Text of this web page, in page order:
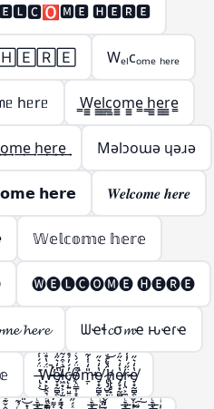
🅷🅴🆁🅴
Wₑₗcₒₘₑ ₕₑᵣₑ
hᥱrᥱ ̳W̳̳e̳̳l̳̳c̳̳o̳̳m̳̳e̳ ̳h̳̳e̳̳r̳̳e̳
h͢e͢r͢e͢ Mǝlɔoɯǝ ɥǝɹǝ
𝗵𝗲𝗿𝗲 𝑾𝒆𝒍𝒄𝒐𝒎𝒆 𝒉𝒆𝒓𝒆
𝕎𝕖𝕝𝕔𝕠𝕞𝕖 𝕙𝕖𝕣𝕖
🅦🅔🅛🅒🅞🅜🅔 🅗🅔🅡🅔
𝓱𝓮𝓻𝓮 ᗯҽɬ𝓬σ𝓶ҽ ԋҽɾҽ
̶̢̹͑̈́́̍́͌͘͜Ẅ̶̵̛͓̙̣̯͉̳̣́̔̊̋̃̔̋̍̿̀͒̕̚͠͝e̸̵̞͙̰̻̭̖̭͓̫͔̩̔̒͛̋͑̅̍͐̚͜l̷̶͖͙͕̦̫̺̣̙̳͚̄̇͒́͂̈́͆̇͑͗̽͘͘c̸̵̨̜͍̤͍͍͖̦͎̓́̓́̊̊̆̈̑̀̊͐́ǫ̸̴̤̳̩̝̭̗͉̣̱̦͒̈́́̀͒̅̽̿̽͘̚m̵̵̱̣̎̒̍̾̃̔̋̍̿̀͒̕͝e̸̞͙̰̻̭̖̭͓̫̔̒͛̋͜ ̷̢̡̺̥͎̝͈̬͈̳̈́̔͑͝h̸̵̢̢̥̟̤̜̺̳̣̔͑̊̇̀̏̈́̍̋̄̃̔̋̍̿̀͒͝ͅe̸̷̡̞͙̰̻̭̖̭͓̫̭̱̬̔̒͛̋͐̏͊͜͠͝ŗ̷̵̢̤͕̼̣̈̋́̓̾̄̿̃̔̋̍̿̀͒͜͜͝e̸̞͙̰̻̭̖̭͓̫̔̒͛̋͜